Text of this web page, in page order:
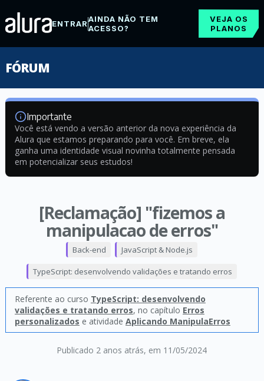
ENTRARAINDA NÃO TEM
ACESSO?
VEJA OS
PLANOS
FÓRUM
Importante
Você está vendo a versão anterior da nova experiência da
Alura que estamos preparando para você. Em breve, ela
ganha uma identidade visual novinha totalmente pensada
em potencializar seus estudos!
[Reclamação] "fizemos a
manipulacao de erros"
Publicado 2 anos atrás, em 11/05/2024
Back-end JavaScript & Node.js
TypeScript: desenvolvendo validações e tratando erros
Referente ao curso TypeScript: desenvolvendo
validações e tratando erros, no capítulo Erros
personalizados e atividade Aplicando ManipulaErros